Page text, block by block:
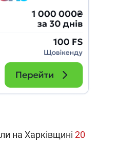
на Харківщині 20